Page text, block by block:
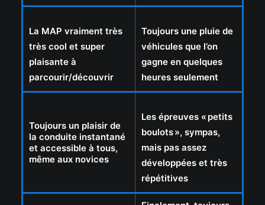
La MAP vraiment très
très cool et super
plaisante à
parcourir/découvrir
Toujours une pluie de
véhicules que l’on
gagne en quelques
heures seulement
Toujours un plaisir de
la conduite instantané
et accessible à tous,
même aux novices
Les épreuves « petits
boulots», sympas,
mais pas assez
développées et très
répétitives